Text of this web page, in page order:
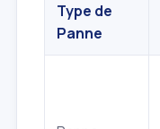
Type de
Panne